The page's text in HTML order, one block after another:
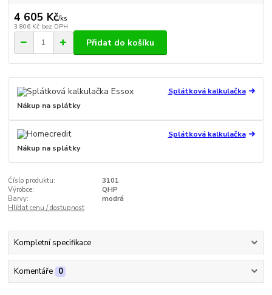
4 605 Kč/ks
3 806 Kč bez DPH
Přidat do košíku
Splátková kalkulačka
Nákup na splátky
Splátková kalkulačka
Nákup na splátky
Číslo produktu:
3101
Výrobce:
QHP
Barvy:
modrá
Hlídat cenu / dostupnost
Kompletní specifikace
Komentáře 0